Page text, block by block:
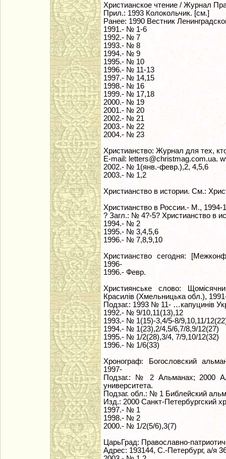
Христианское чтение / Журнал
Прил.: 1993 Колокольчик. [см.]
Ранее: 1990 Вестник
1991.- № 1-6
1992.- № 7
1993.- № 8
1994.- № 9
1995.- № 10
1996.- № 11-13
1997.- № 14,15
1998.- № 16
1999.- № 17,18
2000.- № 19
2001.- № 20
2002.- № 21
2003.- № 22
2004.- № 23
Христианство: Журнал для тех,
E-mail: letters@christmag.com.ua.
2002.- № 1(янв.-февр.),2, 4,5,6
2003.- № 1,2
Христианство в истории. См.:
Христианство в России.- М., 1994-
? Загл.: № 4?-5? Христианство в
1994.- № 2
1995.- № 3,4,5,6
1996.- № 7,8,9,10
Христианство сегодня:
1996-
1996.- Февр.
Християнське слово:
Красилiв (Хмельницька обл.),
Подзаг.: 1993 № 11- …капуцинiв
1992.- № 9/10,11(13),12
1993.- № 1(15)-3,4/5-8/9,10,11/
1994.- № 1(23),2/4,5/6,7/8,9/12(27)
1995.- № 1/2(28),3/4, 7/9,10/12(32)
1996.- № 1/6(33)
Хронограф: Богословский
1997-
Подзаг.: № 2 Альманах; 2000
университета.
Подзаг. обл.: № 1 Библейский
Изд.: 2000 Санкт-Петербургский
1997.- № 1
1998.- № 2
2000.- № 1/2(5/6),3(7)
ЦарьГрад: Православно-
Адрес: 193144, С.-Петербург, а/я